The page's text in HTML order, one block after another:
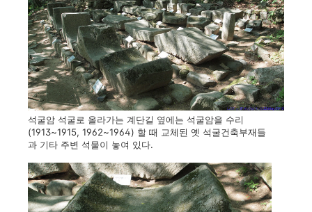
석굴암 석굴로 올라가는 계단길 옆에는 석굴암을 수리
(1913~1915, 1962~1964) 할 때 교체된 옛 석굴건축부재들
과 기타 주변 석물이 놓여 있다.